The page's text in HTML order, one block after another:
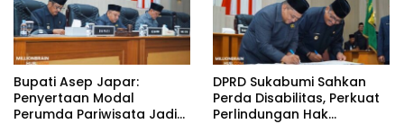
Bupati Asep Japar:
Penyertaan Modal
Perumda Pariwisata Jadi
DPRD Sukabumi Sahkan
Perda Disabilitas, Perkuat
Perlindungan Hak